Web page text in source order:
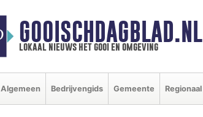
GOOISCHDAGBLAD.NL
lokaal nieuws het gooi en omgeving
Algemeen Bedrijvengids Gemeente Regionaal